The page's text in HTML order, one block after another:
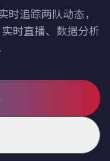
追踪两队动态，
时直播、数据分析